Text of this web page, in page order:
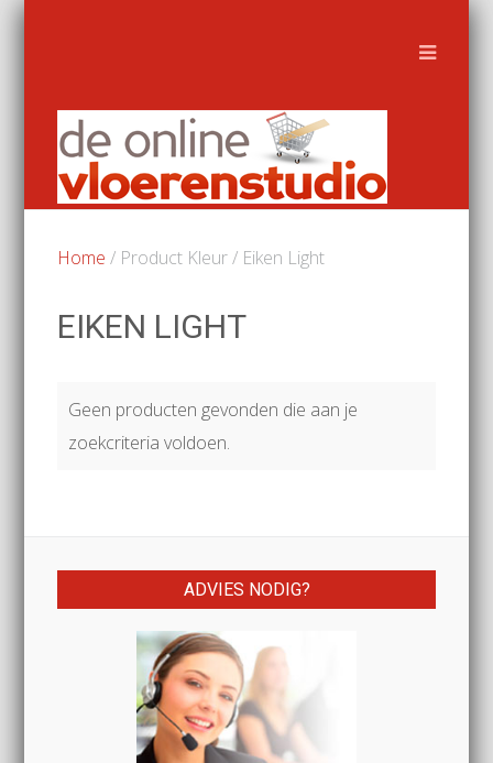
Home / Product Kleur / Eiken Light
EIKEN LIGHT
Geen producten gevonden die aan je
zoekcriteria voldoen.
ADVIES NODIG?